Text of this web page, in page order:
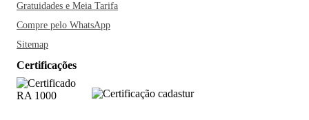
Gratuidades e Meia Tarifa
Compre pelo WhatsApp
Sitemap
Certificações